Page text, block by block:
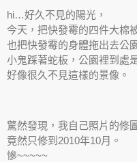
hi…好久不見的陽光，
今天，把快發霉的四件大棉
也把快發霉的身體拖出去公
小鬼踩著蛇板，公園裡到處
好像很久不見這樣的景像。
驚然發現，我自己照片的修
竟然只修到2010年10月。
慘~~~~~